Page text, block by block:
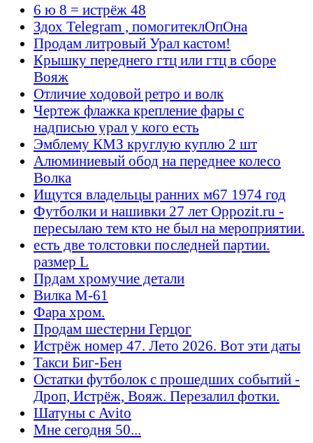
6 ю 8 = истрёж 48
Здох Telegram , помогитеклОпОна
Продам литровый Урал кастом!
Крышку переднего гтц или гтц в сборе
Вояж
Отличие ходовой ретро и волк
Чертеж флажка крепление фары с
надписью урал у кого есть
Эмблему КМЗ круглую куплю 2 шт
Алюминиевый обод на переднее колесо
Волка
Ищутся владельцы ранних м67 1974 год
Футболки и нашивки 27 лет Oppozit.ru -
пересылаю тем кто не был на мероприятии.
есть две толстовки последней партии.
размер L
Прдам хромучие детали
Вилка М-61
Фара хром.
Продам шестерни Герцог
Истрёж номер 47. Лето 2026. Вот эти даты
Такси Биг-Бен
Остатки футболок с прошедших событий -
Дроп, Истрёж, Вояж. Перезалил фотки.
Шатуны с Avito
Мне сегодня 50...